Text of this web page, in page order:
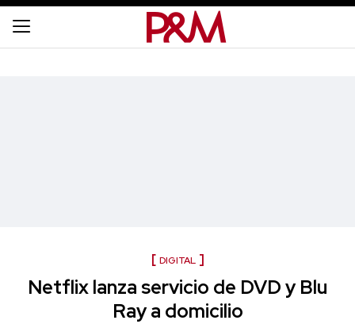
DIGITAL
Netflix lanza servicio de DVD y Blu
Ray a domicilio